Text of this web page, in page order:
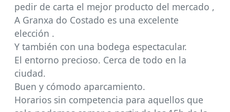
pedir de carta el mejor producto del mercado ,
A Granxa do Costado es una excelente
elección .
Y también con una bodega espectacular.
El entorno precioso. Cerca de todo en la
ciudad.
Buen y cómodo aparcamiento.
Horarios sin competencia para aquellos que